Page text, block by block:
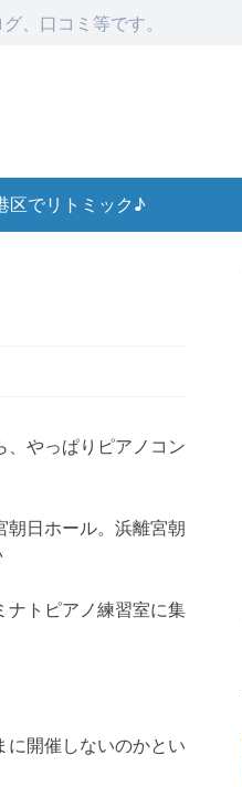
、口コミ等です。
区でリトミック♪
やっぱりピアノコン
朝日ホール。浜離宮朝
ナトピアノ練習室に集
に開催しないのかとい